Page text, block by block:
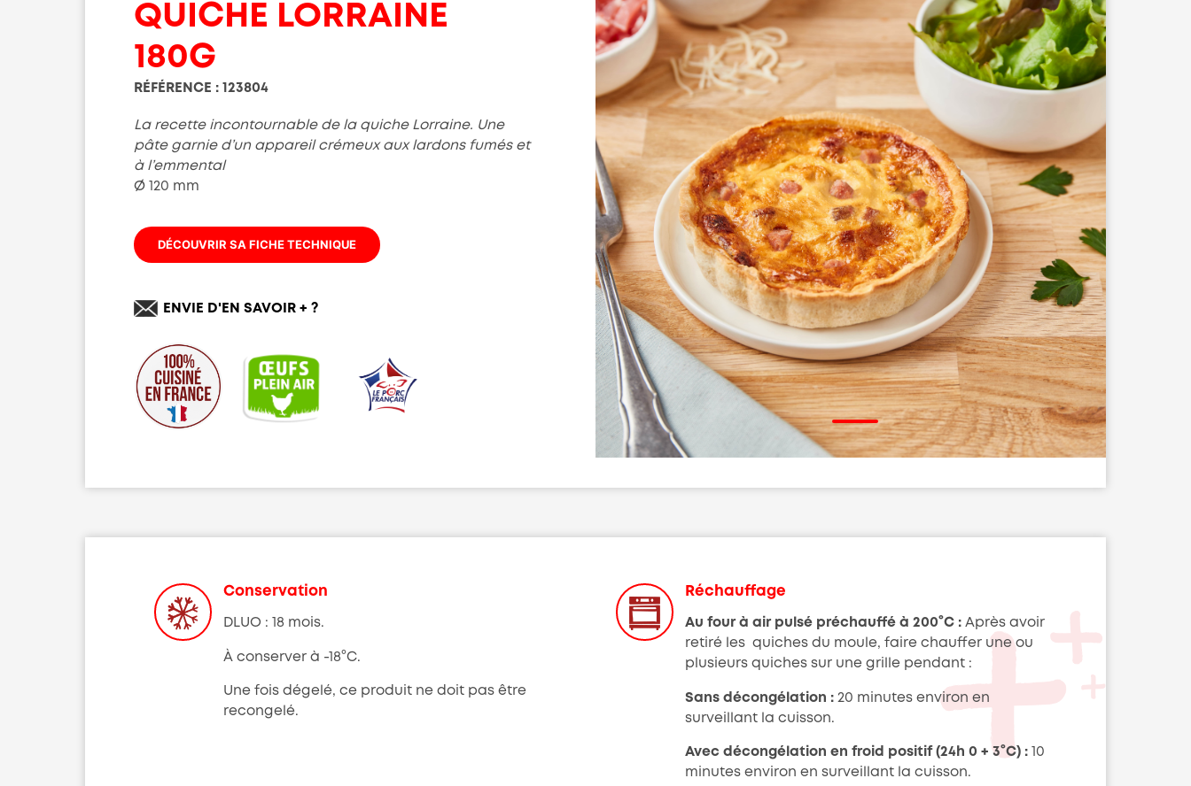
QUICHE LORRAINE
180G
RÉFÉRENCE : 123804
La recette incontournable de la quiche Lorraine. Une
pâte garnie d’un appareil crémeux aux lardons fumés et
à l’emmental
Ø 120 mm
DÉCOUVRIR SA FICHE TECHNIQUE
ENVIE D'EN SAVOIR + ?
Conservation
DLUO : 18 mois.
À conserver à -18°C.
Une fois dégelé, ce produit ne doit pas être
recongelé.
Réchauffage
Au four à air pulsé préchauffé à 200°C :Après avoir
retiré les quiches du moule, faire chauffer une ou
plusieurs quiches sur une grille pendant :
Sans décongélation :20 minutes environ en
surveillant la cuisson.
Avec décongélation en froid positif (24h 0 + 3°C) :10
minutes environ en surveillant la cuisson.